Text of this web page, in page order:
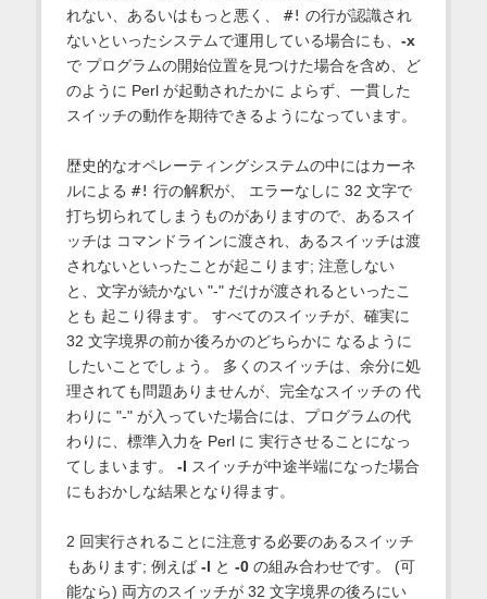
れない、あるいはもっと悪く、 #! の行が認識され
ないといったシステムで運用している場合にも、 -x
で プログラムの開始位置を見つけた場合を含め、ど
のように Perl が起動されたかに よらず、一貫した
スイッチの動作を期待できるようになっています。
歴史的なオペレーティングシステムの中にはカーネ
ルによる #! 行の解釈が、 エラーなしに 32 文字で
打ち切られてしまうものがありますので、あるスイ
ッチは コマンドラインに渡され、あるスイッチは渡
されないといったことが起こります; 注意しない
と、文字が続かない "-" だけが渡されるといったこ
とも 起こり得ます。 すべてのスイッチが、確実に
32 文字境界の前か後ろかのどちらかに なるように
したいことでしょう。 多くのスイッチは、余分に処
理されても問題ありませんが、完全なスイッチの 代
わりに "-" が入っていた場合には、プログラムの代
わりに、標準入力を Perl に 実行させることになっ
てしまいます。 -I スイッチが中途半端になった場合
にもおかしな結果となり得ます。
2 回実行されることに注意する必要のあるスイッチ
もあります; 例えば -l と -0の組み合わせです。 (可
能なら) 両方のスイッチが 32 文字境界の後ろにい